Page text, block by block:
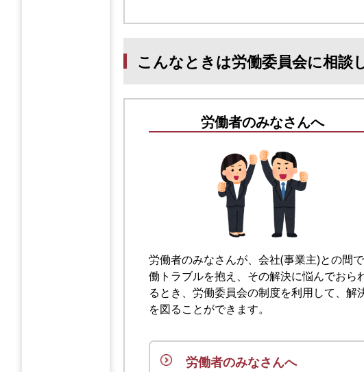
こんなときは労働委員会に相談
労働者のみなさんへ
労働者のみなさんが、会社(事業主)との間
働トラブルを抱え、その解決に悩んでおら
るとき、労働委員会の制度を利用して、解
を図ることができます。
労働者のみなさんへ